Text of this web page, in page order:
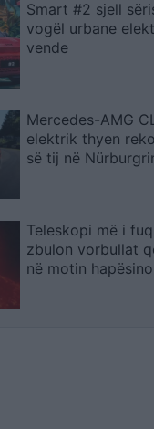
Smart #2 sjell
vogël urbane
vende
Mercedes-AMG
elektrik thyen
së tij në
Teleskopi më i
zbulon vorbullat
në motin